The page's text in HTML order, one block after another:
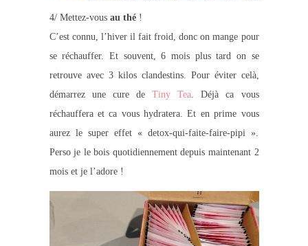
4/ Mettez-vous au thé!
C’est connu, l’hiver il fait froid, donc on mange pour
se réchauffer. Et souvent, 6 mois plus tard on se
retrouve avec 3 kilos clandestins. Pour éviter celà,
démarrez une cure de Tiny Tea. Déjà ca vous
réchauffera et ca vous hydratera. Et en prime vous
aurez le super effet « detox-qui-faite-faire-pipi ».
Perso je le bois quotidiennement depuis maintenant 2
mois et je l’adore !